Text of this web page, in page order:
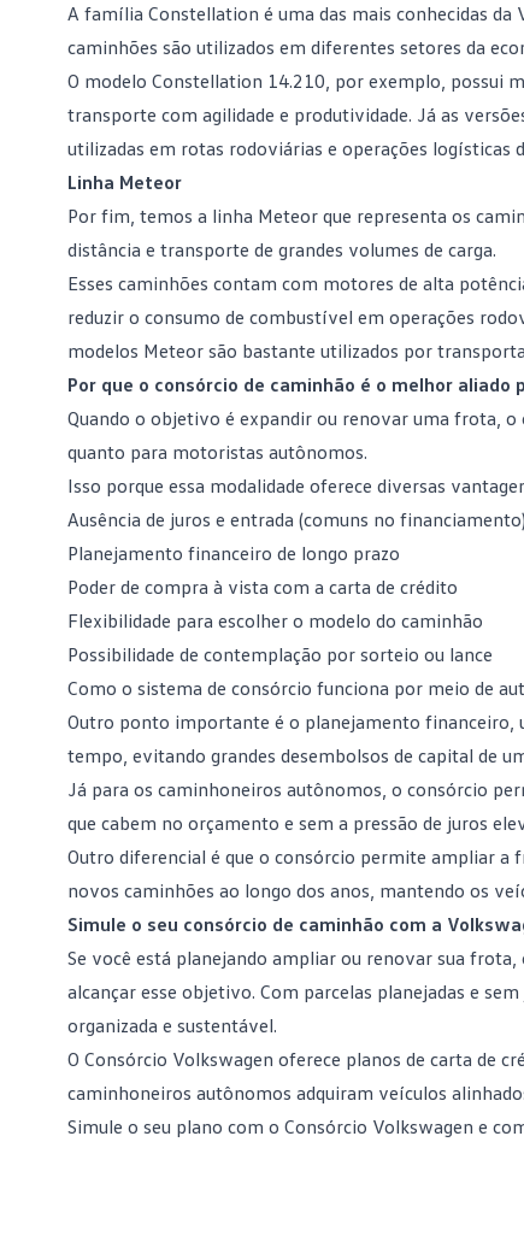
A família Constellation é uma das mais conhecidas
caminhões são utilizados em diferentes setores da
O modelo Constellation 14.210, por exemplo, possui
transporte com agilidade e produtividade. Já as
utilizadas em rotas rodoviárias e operações logísticas
Linha Meteor
Por fim, temos a linha Meteor que representa os
distância e transporte de grandes volumes de carga.
Esses caminhões contam com motores de alta
reduzir o consumo de combustível em operações
modelos Meteor são bastante utilizados por
Por que o consórcio de caminhão é o melhor aliado
Quando o objetivo é expandir ou renovar uma frota, o
quanto para motoristas autônomos.
Isso porque essa modalidade oferece diversas
Ausência de juros e entrada (comuns no financiamento)
Planejamento financeiro de longo prazo
Poder de compra à vista com a carta de crédito
Flexibilidade para escolher o modelo do caminhão
Possibilidade de contemplação por sorteio ou lance
Como o sistema de consórcio funciona por meio de
Outro ponto importante é o planejamento financeiro,
tempo, evitando grandes desembolsos de capital de
Já para os caminhoneiros autônomos, o consórcio
que cabem no orçamento e sem a pressão de juros
Outro diferencial é que o consórcio permite ampliar a
novos caminhões ao longo dos anos, mantendo os
Simule o seu consórcio de caminhão com a
Se você está planejando ampliar ou renovar sua
alcançar esse objetivo. Com parcelas planejadas e
organizada e sustentável.
O Consórcio Volkswagen oferece planos de carta de
caminhoneiros autônomos adquiram veículos
Simule o seu plano com o Consórcio Volkswagen e